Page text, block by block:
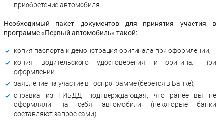
приобретение автомобиля.
Необходимый пакет документов для принятия участия в
программе «Первый автомобиль» такой:
копия паспорта и демонстрация оригинала при оформлении;
копия водительского удостоверения и оригинал при
оформлении;
заявление на участие в госпрограмме (берется в Банке);
справка из ГИБДД, подтверждающая, что ранее вы не
оформляли на себя автомобили (некоторые банки
составляют запрос сами).